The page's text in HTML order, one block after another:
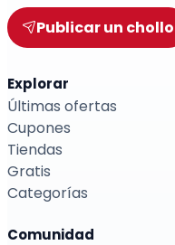
Publicar un chollo
Explorar
Últimas ofertas
Cupones
Tiendas
Gratis
Categorías
Comunidad